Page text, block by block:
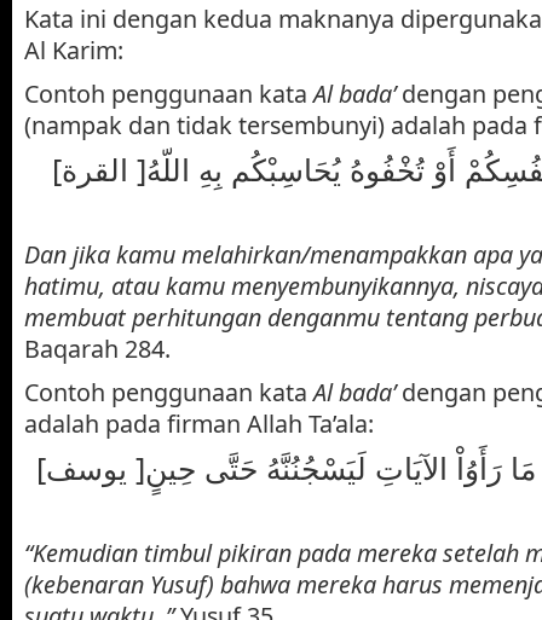
Kata ini dengan kedua maknanya
Al Karim:
Contoh penggunaan kataAl bada’dengan
(nampak dan tidak tersembunyi) adalah pada
[وَإِن تُبْدُواْ مَا فِي أَنفُسِكُمْ أَوْ تُخْفُوهُ يُحَاسِبْكُم بِهِ اللّهُ[ القرة
Dan jika kamu melahirkan/menampakkan apa
hatimu, atau kamu menyembunyikannya,
membuat perhitungan denganmu tentang
Baqarah 284.
Contoh penggunaan kataAl bada’dengan
adalah pada firman Allah Ta’ala:
[ثُمَّ بَدَا لَهُم مِّن بَعْدِ مَا رَأَوُاْ الآيَاتِ لَيَسْجُنُنَّهُ حَتَّى حِينٍ[ يوسف
“Kemudian timbul pikiran pada mereka setelah
(kebenaran Yusuf) bahwa mereka harus